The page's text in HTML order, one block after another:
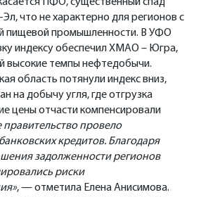
что не характерно для регионов с
пищевой промышленности. В УФО
индексу обеспечил ХМАО – Югра,
высокие темпы нефтедобычи.
область потянули индекс вниз,
на добычу угля, где отгрузка
цены отчасти компенсировали
провело
кредитов. Благодаря
задолженности регионов
риски
, — отметила Елена Анисимова.